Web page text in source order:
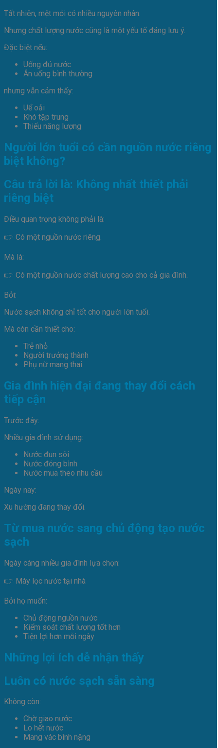
Tất nhiên, mệt mỏi có nhiều nguyên nhân.
Nhưng chất lượng nước cũng là một yếu tố đáng lưu ý.
Đặc biệt nếu:
Uống đủ nước
Ăn uống bình thường
nhưng vẫn cảm thấy:
Uể oải
Khó tập trung
Thiếu năng lượng
Người lớn tuổi có cần nguồn nước riêng
biệt không?
Câu trả lời là: Không nhất thiết phải
riêng biệt
Điều quan trọng không phải là:
👉 Có một nguồn nước riêng.
Mà là:
👉 Có một nguồn nước chất lượng cao cho cả gia đình.
Bởi:
Nước sạch không chỉ tốt cho người lớn tuổi.
Mà còn cần thiết cho:
Trẻ nhỏ
Người trưởng thành
Phụ nữ mang thai
Gia đình hiện đại đang thay đổi cách
tiếp cận
Trước đây:
Nhiều gia đình sử dụng:
Nước đun sôi
Nước đóng bình
Nước mua theo nhu cầu
Ngày nay:
Xu hướng đang thay đổi.
Từ mua nước sang chủ động tạo nước
sạch
Ngày càng nhiều gia đình lựa chọn:
👉 Máy lọc nước tại nhà
Bởi họ muốn:
Chủ động nguồn nước
Kiểm soát chất lượng tốt hơn
Tiện lợi hơn mỗi ngày
Những lợi ích dễ nhận thấy
Luôn có nước sạch sẵn sàng
Không còn:
Chờ giao nước
Lo hết nước
Mang vác bình nặng